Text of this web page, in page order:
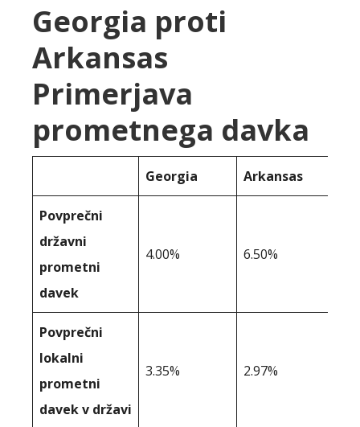
Georgia proti
Arkansas
Primerjava
prometnega davka
Georgia Arkansas
Povprečni
državni
prometni
davek
4.00% 6.50%
Povprečni
lokalni
prometni
davek v državi
3.35% 2.97%